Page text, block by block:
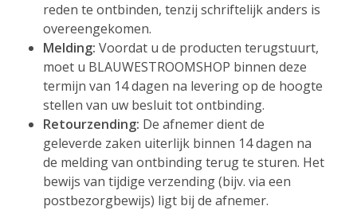
reden te ontbinden, tenzij schriftelijk anders is
overeengekomen.
Melding: Voordat u de producten terugstuurt,
moet u BLAUWESTROOMSHOP binnen deze
termijn van 14 dagen na levering op de hoogte
stellen van uw besluit tot ontbinding.
Retourzending: De afnemer dient de
geleverde zaken uiterlijk binnen 14 dagen na
de melding van ontbinding terug te sturen. Het
bewijs van tijdige verzending (bijv. via een
postbezorgbewijs) ligt bij de afnemer.